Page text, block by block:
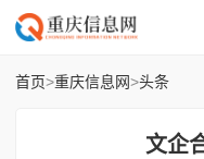
首页>重庆信息网>头条
文企